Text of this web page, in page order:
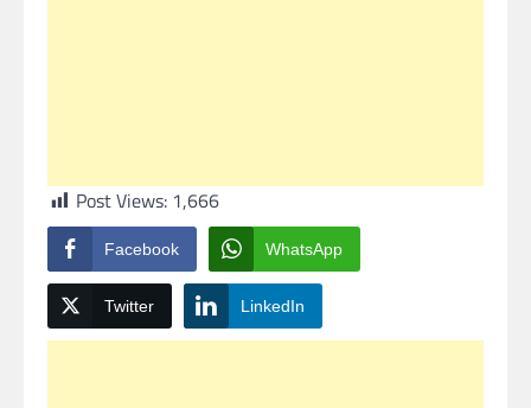
Post Views: 1,666
Facebook WhatsApp
Twitter LinkedIn